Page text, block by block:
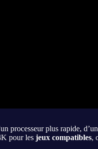
processeur plus rapide,
pour les jeux compatibles,